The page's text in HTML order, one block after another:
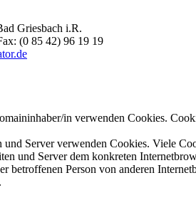
Griesbach i.R.
(0 85 42) 96 19 19
in verwenden Cookies.
und Server verwenden Cookies. Viele
und Server dem konkreten
betroffenen Person von anderen